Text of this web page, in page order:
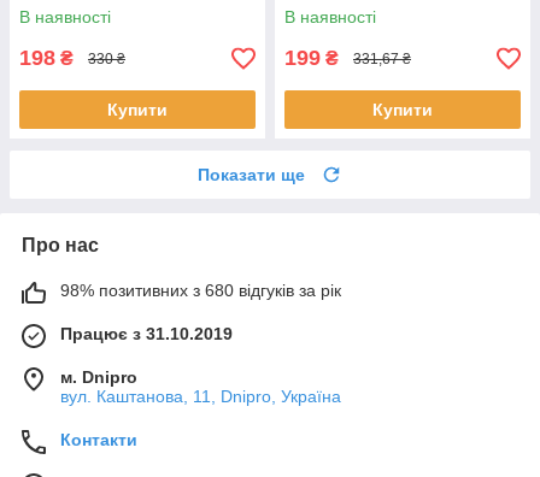
В наявності
198 ₴ 330 ₴
Купити
В наявності
199 ₴ 331,67 ₴
Купити
Показати ще
Про нас
98% позитивних з 680 відгуків за рік
Працює з 31.10.2019
м. Dnipro
вул. Каштанова, 11, Dnipro, Україна
Контакти